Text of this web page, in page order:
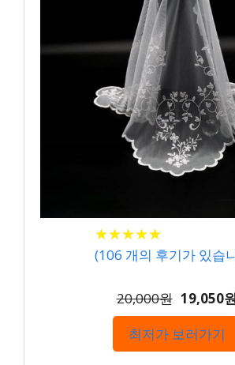
★★★★★
★★★★★
(106 개의 후기가 있습
20,000원 19,050원
최저가 보러가기